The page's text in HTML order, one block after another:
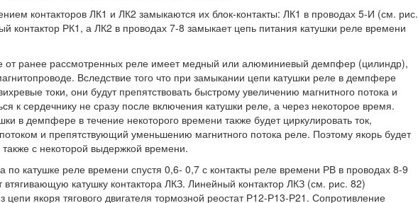
контакторов ЛК1 и ЛК2 замыкаются их блок-контакты: ЛК1 в проводах 5-И (см. рис.
контактор РК1, а ЛК2 в проводах 7-8 замыкает цепь питания катушки реле времени
от ранее рассмотренных реле имеет медный или алюминиевый демпфер (цилиндр),
Вследствие того что при замыкании цепи катушки реле в демпфере
токи, они будут препятствовать быстрому увеличению магнитного потока и
к сердечнику не сразу после включения катушки реле, а через некоторое время.
в демпфере в течение некоторого времени также будет циркулировать ток,
и препятствующий уменьшению магнитного потока реле. Поэтому якорь будет
также с некоторой выдержкой времени.
по катушке реле времени спустя 0,6- 0,7 с контакты реле времени РВ в проводах 8-9
катушку контактора ЛКЗ. Линейный контактор ЛКЗ (см. рис. 82)
цепи якоря тягового двигателя тормозной реостат Р12-Р13-Р21. Сопротивление